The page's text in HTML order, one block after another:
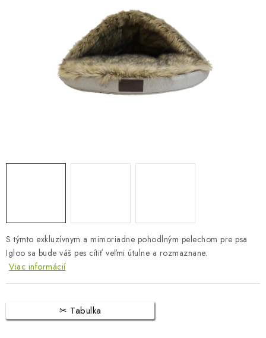
DARČEKOVÉ POUKAZY
Obchodné podmienky
Dodacie podmienky
Podmienky ochrany osobných údajov
Napíšte nám
S týmto exkluzívnym a mimoriadne pohodlným pelechom pre psa
Igloo sa bude váš pes cítiť veľmi útulne a rozmaznane.
Viac informácií
Tabulka